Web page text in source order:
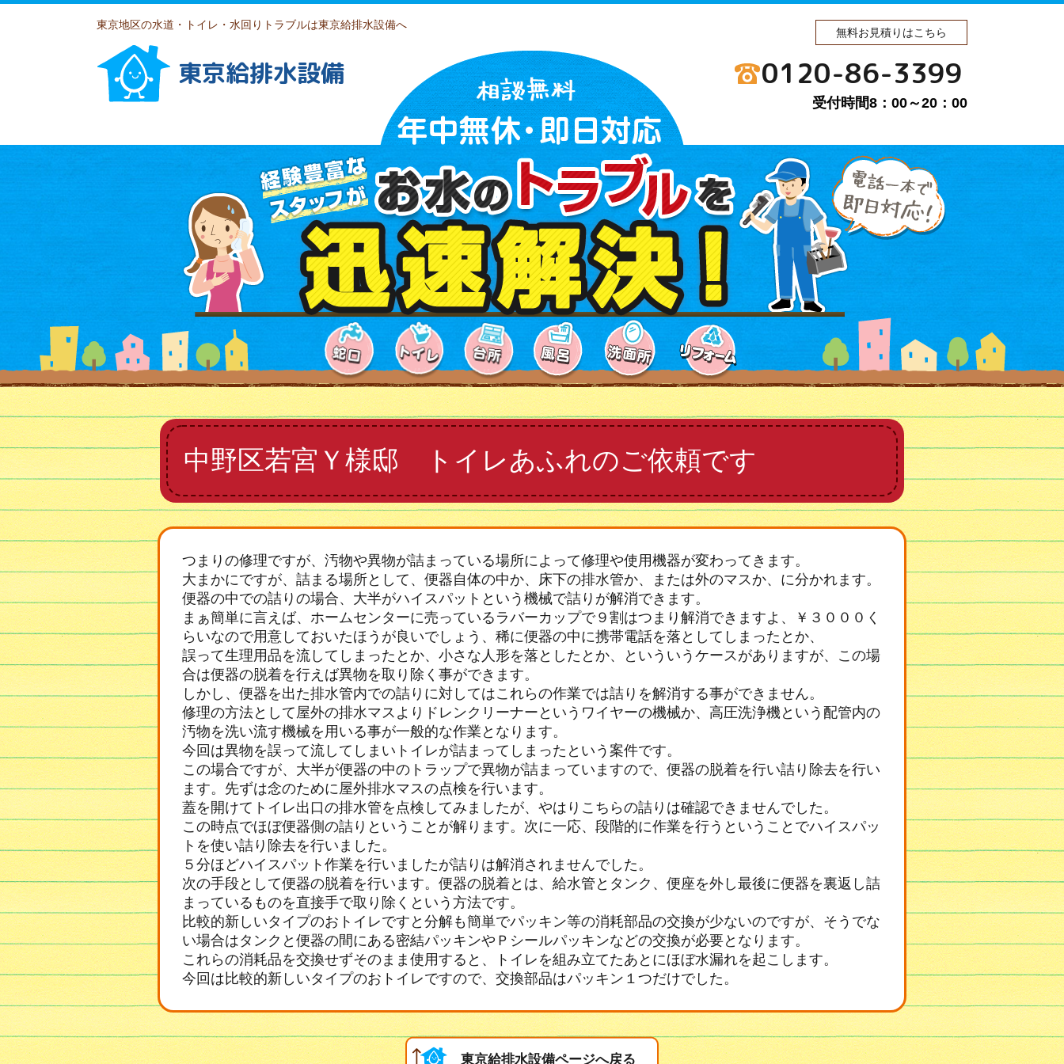
東京地区の水道・トイレ・水回りトラブルは東京給排水設備へ
無料お見積りはこちら
東京給排水設備 0120-86-3399
受付時間8：00～20：00
中野区若宮Ｙ様邸 トイレあふれのご依頼です
つまりの修理ですが、汚物や異物が詰まっている場所によって修理や使用機器が変わってきます。
大まかにですが、詰まる場所として、便器自体の中か、床下の排水管か、または外のマスか、に分かれます。
便器の中での詰りの場合、大半がハイスパットという機械で詰りが解消できます。
まぁ簡単に言えば、ホームセンターに売っているラバーカップで９割はつまり解消できますよ、￥３０００く
らいなので用意しておいたほうが良いでしょう、稀に便器の中に携帯電話を落としてしまったとか、
誤って生理用品を流してしまったとか、小さな人形を落としたとか、といういうケースがありますが、この場
合は便器の脱着を行えば異物を取り除く事ができます。
しかし、便器を出た排水管内での詰りに対してはこれらの作業では詰りを解消する事ができません。
修理の方法として屋外の排水マスよりドレンクリーナーというワイヤーの機械か、高圧洗浄機という配管内の
汚物を洗い流す機械を用いる事が一般的な作業となります。
今回は異物を誤って流してしまいトイレが詰まってしまったという案件です。
この場合ですが、大半が便器の中のトラップで異物が詰まっていますので、便器の脱着を行い詰り除去を行い
ます。先ずは念のために屋外排水マスの点検を行います。
蓋を開けてトイレ出口の排水管を点検してみましたが、やはりこちらの詰りは確認できませんでした。
この時点でほぼ便器側の詰りということが解ります。次に一応、段階的に作業を行うということでハイスパッ
トを使い詰り除去を行いました。
５分ほどハイスパット作業を行いましたが詰りは解消されませんでした。
次の手段として便器の脱着を行います。便器の脱着とは、給水管とタンク、便座を外し最後に便器を裏返し詰
まっているものを直接手で取り除くという方法です。
比較的新しいタイプのおトイレですと分解も簡単でパッキン等の消耗部品の交換が少ないのですが、そうでな
い場合はタンクと便器の間にある密結パッキンやＰシールパッキンなどの交換が必要となります。
これらの消耗品を交換せずそのまま使用すると、トイレを組み立てたあとにほぼ水漏れを起こします。
今回は比較的新しいタイプのおトイレですので、交換部品はパッキン１つだけでした。
東京給排水設備ページへ戻る